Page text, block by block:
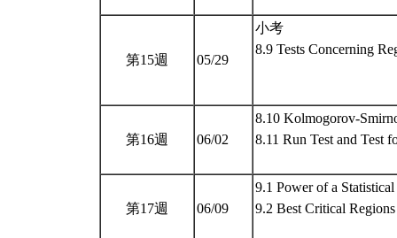
第15週 05/29
小考
8.9 Tests Concerning
第16週 06/02
8.10 Kolmogorov-
8.11 Run Test and Test
第17週 06/09
9.1 Power of a Statistical
9.2 Best Critical Regions